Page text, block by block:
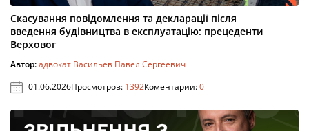
Скасування повідомлення та декларації після
введення будівництва в експлуатацію: прецеденти
Верховог
Автор:адвокат Васильев Павел Сергеевич
01.06.2026Просмотров: 1392Коментарии:0